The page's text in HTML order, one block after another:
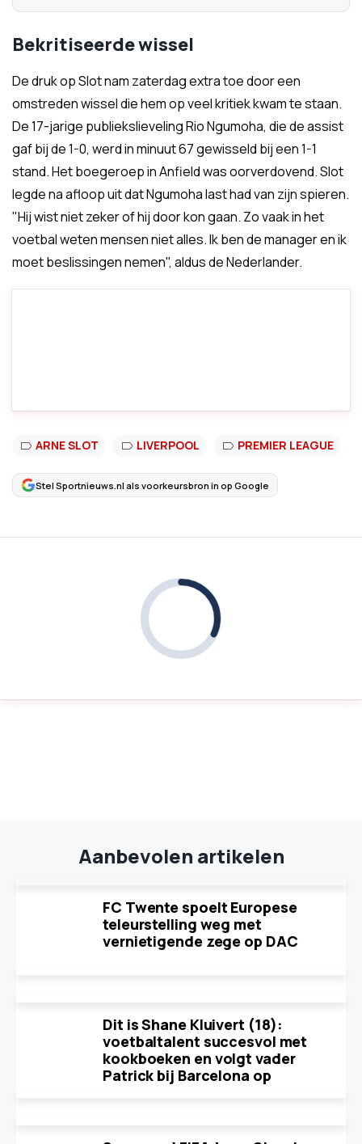
Bekritiseerde wissel
De druk op Slot nam zaterdag extra toe door een
omstreden wissel die hem op veel kritiek kwam te staan.
De 17-jarige publiekslieveling Rio Ngumoha, die de assist
gaf bij de 1-0, werd in minuut 67 gewisseld bij een 1-1
stand. Het boegeroep in Anfield was oorverdovend. Slot
legde na afloop uit dat Ngumoha last had van zijn spieren.
"Hij wist niet zeker of hij door kon gaan. Zo vaak in het
voetbal weten mensen niet alles. Ik ben de manager en ik
moet beslissingen nemen", aldus de Nederlander.
ARNE SLOT LIVERPOOL PREMIER LEAGUE
Stel Sportnieuws.nl als voorkeursbron in op Google
Aanbevolen artikelen
FC Twente spoelt Europese
teleurstelling weg met
vernietigende zege op DAC
Dit is Shane Kluivert (18):
voetbaltalent succesvol met
kookboeken en volgt vader
Patrick bij Barcelona op